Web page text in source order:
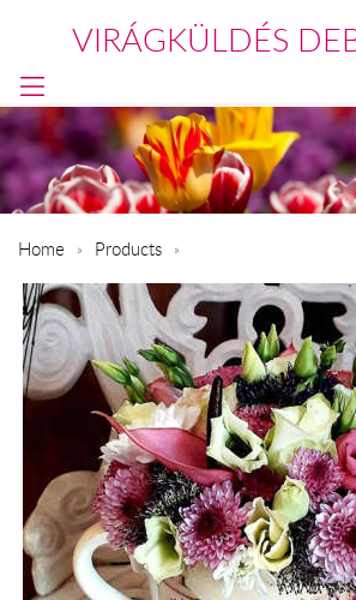
VIRÁGKÜLDÉS
Home Products